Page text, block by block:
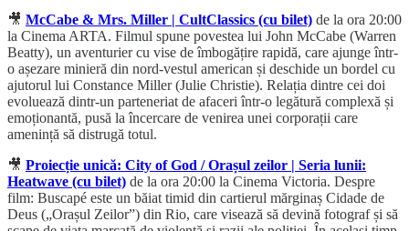
🎥 McCabe & Mrs. Miller | CultClassics (cu bilet) de la ora 20:00
la Cinema ARTA. Filmul spune povestea lui John McCabe (Warren
Beatty), un aventurier cu vise de îmbogățire rapidă, care ajunge într-
o așezare minieră din nord-vestul american și deschide un bordel cu
ajutorul lui Constance Miller (Julie Christie). Relația dintre cei doi
evoluează dintr-un parteneriat de afaceri într-o legătură complexă și
emoționantă, pusă la încercare de venirea unei corporații care
amenință să distrugă totul.
🎥 Proiecție unică: City of God / Orașul zeilor | Seria lunii:
Heatwave (cu bilet) de la ora 20:00 la Cinema Victoria. Despre
film: Buscapé este un băiat timid din cartierul mărginaș Cidade de
Deus („Orașul Zeilor”) din Rio, care visează să devină fotograf și să